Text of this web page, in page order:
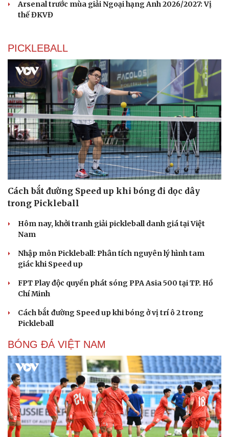
Săn Tour
Kể chuyện cho bé
Hạt giống tâm hồn
Arsenal trước mùa giải Ngoại hạng Anh 2026/2027: Vị
thế ĐKVĐ
PICKLEBALL
Cách bắt đường Speed up khi bóng đi dọc dây
trong Pickleball
Hôm nay, khởi tranh giải pickleball danh giá tại Việt
Nam
Nhập môn Pickleball: Phân tích nguyên lý hình tam
giác khi Speed up
FPT Play độc quyền phát sóng PPA Asia 500 tại TP. Hồ
Chí Minh
Cách bắt đường Speed up khi bóng ở vị trí ô 2 trong
Pickleball
BÓNG ĐÁ VIỆT NAM